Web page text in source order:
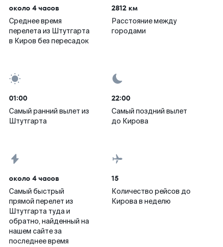
около 4 часов
Среднее время
перелета из Штутгарта
в Киров без пересадок
2812 км
Расстояние между
городами
01:00
Самый ранний вылет из
Штутгарта
22:00
Самый поздний вылет
до Кирова
около 4 часов
Самый быстрый
прямой перелет из
Штутгарта туда и
обратно, найденный на
нашем сайте за
последнее время
15
Количество рейсов до
Кирова в неделю